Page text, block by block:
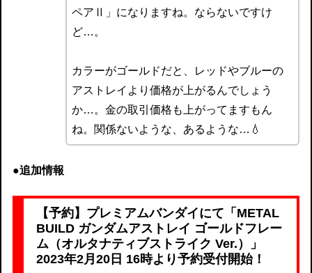
ペアⅡ」になりますね。ならないですけ
ど…。
カラーがゴールドだと、レッドやブルーの
アストレイより価格が上がるんでしょう
か…。金の取引価格も上がってますもん
ね。関係ないような、あるような…💧
●追加情報
【予約】プレミアムバンダイにて「METAL
BUILD ガンダムアストレイ ゴールドフレー
ム（オルタナティブストライク Ver.）」
2023年2月20日 16時より予約受付開始！